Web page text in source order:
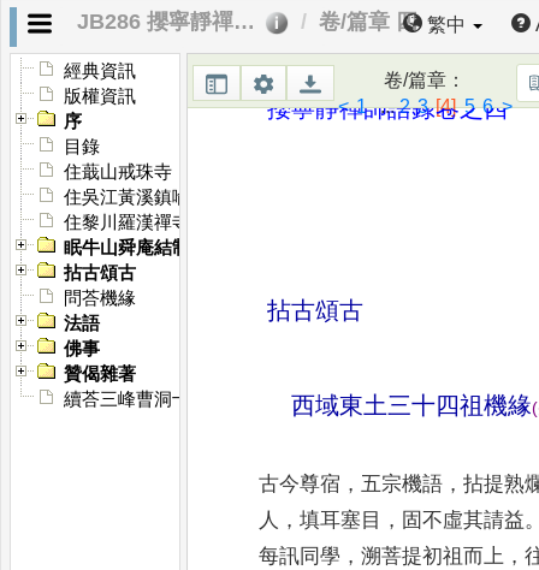
JB286 攖寧靜禪師語錄 卷/篇章 四 繁中
經典資訊
版權資訊
序
目錄
住蕺山戒珠寺
住吳江黃溪鎮喻指庵
住黎川羅漢禪寺
眠牛山舜庵結制
拈古頌古
問荅機緣
法語
佛事
贊偈雜著
續荅三峰曹洞十六問
卷/篇章 ：
< 1...2 3 [4] 5 6 >
攖寧靜禪師語錄卷之四
拈古頌古
西域東土三十四祖機緣(
古今尊宿 ，五宗機語 ，拈提熟
人 ，填耳塞目 ， 固不虛其請益
每訊 同學 ，溯菩提初祖而上 ，